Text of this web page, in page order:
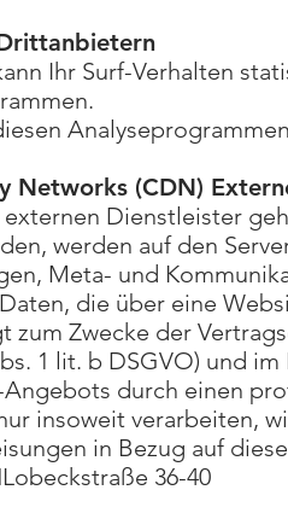
Ihr Surf-Verhalten
Networks (CDN)
Dienstleister
werden auf den
Meta- und
die über eine
zum Zwecke der
1 lit. b DSGVO) und
durch einen
insoweit verarbeiten,
in Bezug auf
36-40